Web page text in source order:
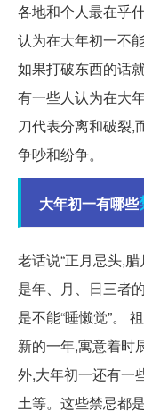
各地和个人最在乎
认为在大年初一不
如果打破东西的话
有一些人认为在大
刀代表分离和破裂,
争吵和纷争。
大年初一有哪些
老话说“正月忌头,
是年、月、日三者
是不能“睡懒觉”。
新的一年,寓意着时
外,大年初一还有一
土等。这些禁忌都